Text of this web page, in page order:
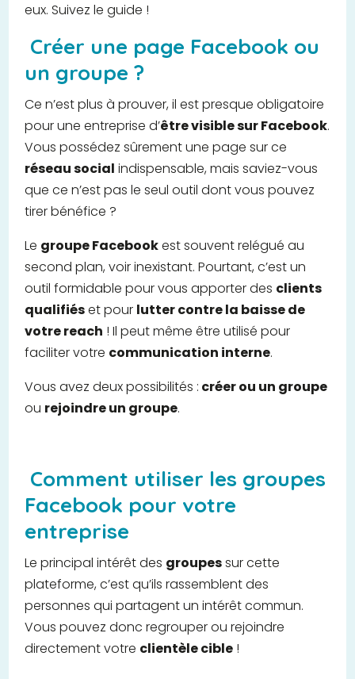
eux. Suivez le guide !
Créer une page Facebook ou
un groupe ?
Ce n’est plus à prouver, il est presque obligatoire
pour une entreprise d’être visible sur Facebook.
Vous possédez sûrement une page sur ce
réseau social indispensable, mais saviez-vous
que ce n’est pas le seul outil dont vous pouvez
tirer bénéfice ?
Le groupe Facebookest souvent relégué au
second plan, voir inexistant. Pourtant, c’est un
outil formidable pour vous apporter des clients
qualifiéset pour lutter contre la baisse de
votre reach ! Il peut même être utilisé pour
faciliter votre communication interne.
Vous avez deux possibilités : créer ou un groupe
ou rejoindre un groupe.
Comment utiliser les groupes
Facebook pour votre
entreprise
Le principal intérêt des groupessur cette
plateforme, c’est qu’ils rassemblent des
personnes qui partagent un intérêt commun.
Vous pouvez donc regrouper ou rejoindre
directement votre clientèle cible !